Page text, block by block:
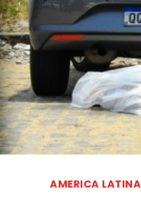
AMERICA LATINA